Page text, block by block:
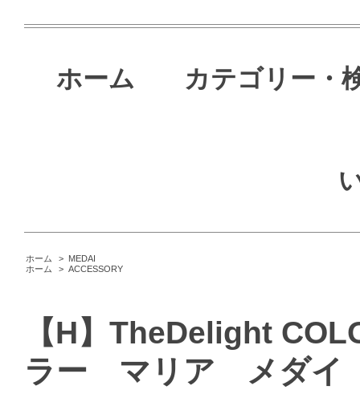
ホーム カテゴリー・
ホーム > MEDAI
ホーム
> ACCESSORY
【H】TheDelight
ラー マリア メダイ